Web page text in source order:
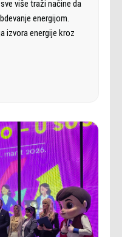
više traži načine da
energijom.
izvora energije kroz